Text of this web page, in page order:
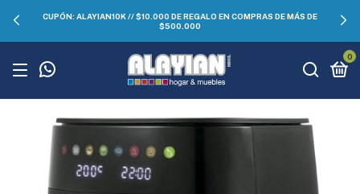
CUPÓN: ALAYIAN10K // $10.000 DE REGALO EN COMPRAS DE MÁS DE
$500.000
0